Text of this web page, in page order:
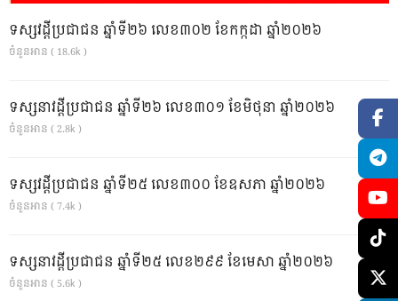
ទស្សវដ្តីប្រជាជន ឆ្នាំទី២៦ លេខ៣០២ ខែកក្កដា ឆ្នាំ២០២៦
ចំនួនអាន ( 18.6k )
ទស្សនាវដ្ដីប្រជាជន ឆ្នាំទី២៦ លេខ៣០១ ខែមិថុនា ឆ្នាំ២០២៦
ចំនួនអាន ( 2.8k )
ទស្សវដ្តីប្រជាជន ឆ្នាំទី២៥ លេខ៣០០ ខែឧសភា ឆ្នាំ២០២៦
ចំនួនអាន ( 7.4k )
ទស្សនាវដ្ដីប្រជាជន ឆ្នាំទី២៥ លេខ២៩៩ ខែមេសា ឆ្នាំ២០២៦
ចំនួនអាន ( 5.6k )